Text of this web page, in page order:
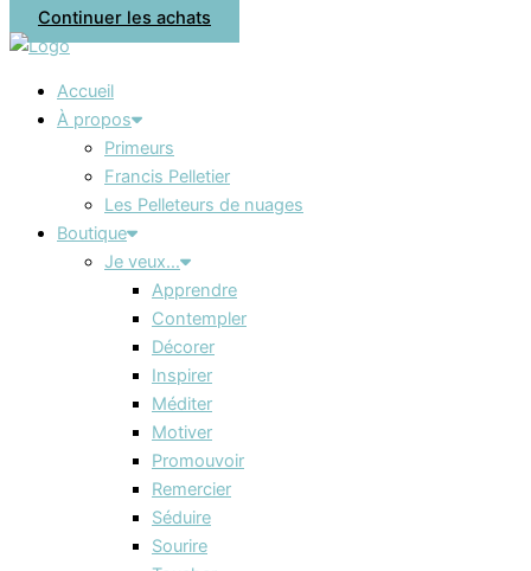
Continuer les achats
Accueil
À propos
Primeurs
Francis Pelletier
Les Pelleteurs de nuages
Boutique
Je veux…
Apprendre
Contempler
Décorer
Inspirer
Méditer
Motiver
Promouvoir
Remercier
Séduire
Sourire